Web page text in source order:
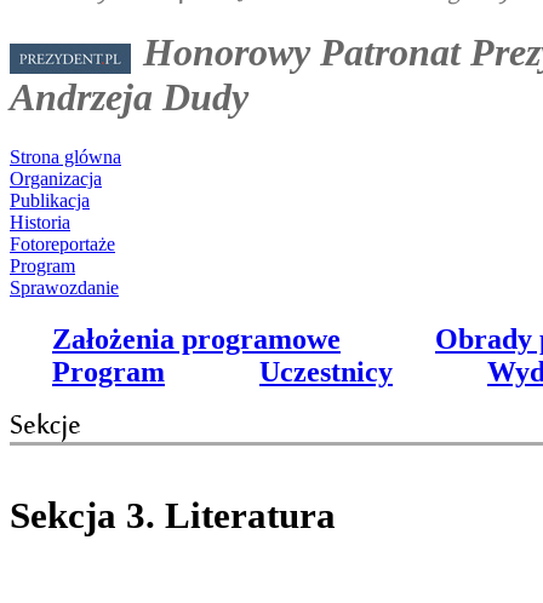
Honorowy Patronat
Andrzeja Dudy
Strona glówna
Organizacja
Publikacja
Historia
Fotoreportaże
Program
Sprawozdanie
Założenia programowe
Obrady
Program
Uczestnicy
Sekcja 3. Literatura